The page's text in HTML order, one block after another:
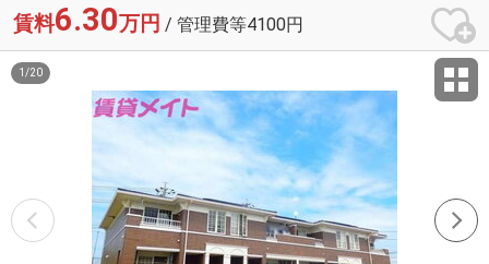
賃料6.30万円 / 管理費等4100円
1 /20